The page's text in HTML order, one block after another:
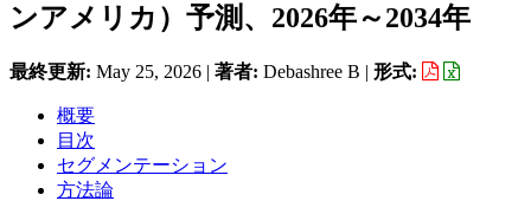
ンアメリカ）予測、2026年～2034年
最終更新: May 25, 2026 | 著者: Debashree B | 形式:
概要
目次
セグメンテーション
方法論